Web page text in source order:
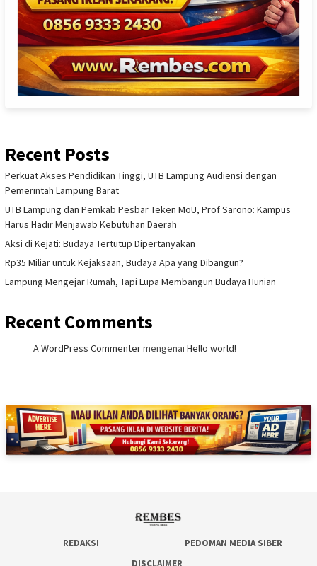
Recent Posts
Perkuat Akses Pendidikan Tinggi, UTB Lampung Audiensi dengan
Pemerintah Lampung Barat
UTB Lampung dan Pemkab Pesbar Teken MoU, Prof Sarono: Kampus
Harus Hadir Menjawab Kebutuhan Daerah
Aksi di Kejati: Budaya Tertutup Dipertanyakan
Rp35 Miliar untuk Kejaksaan, Budaya Apa yang Dibangun?
Lampung Mengejar Rumah, Tapi Lupa Membangun Budaya Hunian
Recent Comments
A WordPress Commentermengenai Hello world!
REDAKSI
PEDOMAN MEDIA SIBER
DISCLAIMER